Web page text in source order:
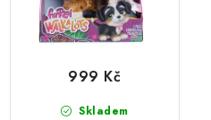
Skladem
999 Kč